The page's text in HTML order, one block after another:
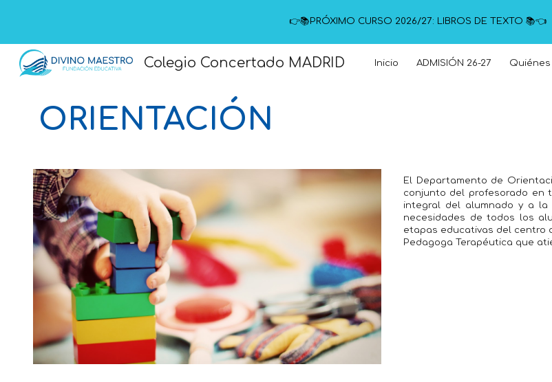
Skip to main content
👉📚PRÓXIMO CURSO 2026/27: LIBROS DE TEXTO 📚👈
Colegio Concertado MADRID Inicio ADMISIÓN 26-27
ORIENTACIÓN
ElDepartamento de
conjunto del profesorado en
integral del alumnado y a
necesidades de todos los
etapas educativas del centro
Pedagoga Terapéutica que